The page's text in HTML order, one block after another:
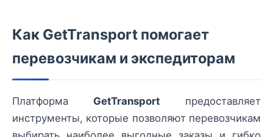
Как GetTransport помогает
перевозчикам и экспедиторам
Платформа GetTransport предоставляет
инструменты, которые позволяют перевозчикам